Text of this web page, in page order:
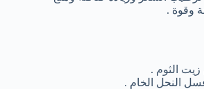
وقوة .
النحل الخام .